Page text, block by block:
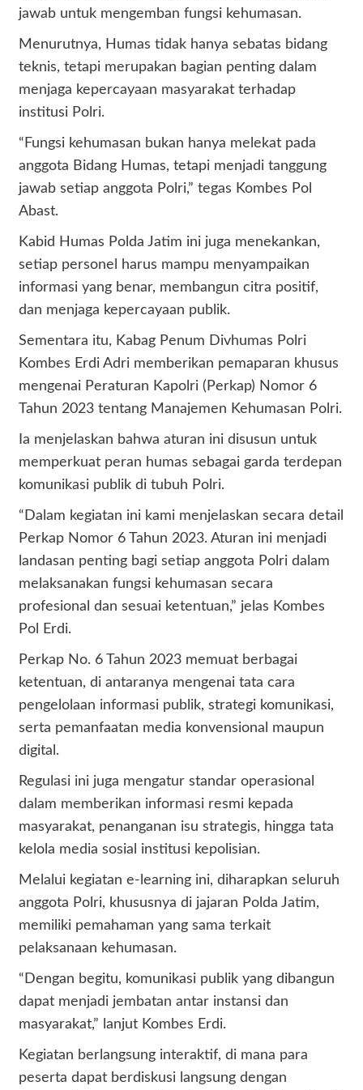
jawab untuk mengemban fungsi kehumasan.
Menurutnya, Humas tidak hanya sebatas bidang
teknis, tetapi merupakan bagian penting dalam
menjaga kepercayaan masyarakat terhadap
institusi Polri.
“Fungsi kehumasan bukan hanya melekat pada
anggota Bidang Humas, tetapi menjadi tanggung
jawab setiap anggota Polri,” tegas Kombes Pol
Abast.
Kabid Humas Polda Jatim ini juga menekankan,
setiap personel harus mampu menyampaikan
informasi yang benar, membangun citra positif,
dan menjaga kepercayaan publik.
Sementara itu, Kabag Penum Divhumas Polri
Kombes Erdi Adri memberikan pemaparan khusus
mengenai Peraturan Kapolri (Perkap) Nomor 6
Tahun 2023 tentang Manajemen Kehumasan Polri.
Ia menjelaskan bahwa aturan ini disusun untuk
memperkuat peran humas sebagai garda terdepan
komunikasi publik di tubuh Polri.
“Dalam kegiatan ini kami menjelaskan secara detail
Perkap Nomor 6 Tahun 2023. Aturan ini menjadi
landasan penting bagi setiap anggota Polri dalam
melaksanakan fungsi kehumasan secara
profesional dan sesuai ketentuan,” jelas Kombes
Pol Erdi.
Perkap No. 6 Tahun 2023 memuat berbagai
ketentuan, di antaranya mengenai tata cara
pengelolaan informasi publik, strategi komunikasi,
serta pemanfaatan media konvensional maupun
digital.
Regulasi ini juga mengatur standar operasional
dalam memberikan informasi resmi kepada
masyarakat, penanganan isu strategis, hingga tata
kelola media sosial institusi kepolisian.
Melalui kegiatan e-learning ini, diharapkan seluruh
anggota Polri, khususnya di jajaran Polda Jatim,
memiliki pemahaman yang sama terkait
pelaksanaan kehumasan.
“Dengan begitu, komunikasi publik yang dibangun
dapat menjadi jembatan antar instansi dan
masyarakat,” lanjut Kombes Erdi.
Kegiatan berlangsung interaktif, di mana para
peserta dapat berdiskusi langsung dengan